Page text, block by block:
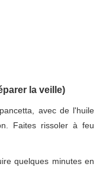
la veille)
avec de l'huile
Faites rissoler à feu
quelques minutes en